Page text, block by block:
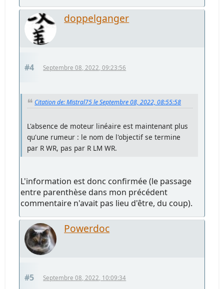
doppelganger
#4 Septembre 08, 2022, 09:23:56
Citation de: Mistral75 le Septembre 08, 2022, 08:55:58
L'absence de moteur linéaire est maintenant plus
qu'une rumeur : le nom de l'objectif se termine
par R WR, pas par R LM WR.
L'information est donc confirmée (le passage
entre parenthèse dans mon précédent
commentaire n'avait pas lieu d'être, du coup).
Powerdoc
#5 Septembre 08, 2022, 10:09:34